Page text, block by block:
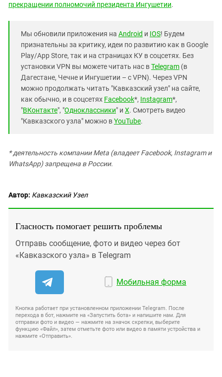
прекращении полномочий президента Ингушетии.
Мы обновили приложения на Android и IOS! Будем
признательны за критику, идеи по развитию как в Google
Play/App Store, так и на страницах КУ в соцсетях. Без
установки VPN вы можете читать нас вTelegram (в
Дагестане, Чечне и Ингушетии – с VPN). Через VPN
можно продолжать читать "Кавказский узел" на сайте,
как обычно, и в соцсетях Facebook*, Instagram*,
"ВКонтакте", "Одноклассники" и X. Смотреть видео
"Кавказского узла" можно вYouTube.
* деятельность компании Meta (владеет Facebook, Instagram и
WhatsApp) запрещена в России.
Автор: Кавказский Узел
Гласность помогает решить проблемы
Отправь сообщение, фото и видео через бот
«Кавказского узла» в Telegram
Мобильная форма
Кнопка работает при установленном приложении Telegram. После
перехода в бот, нажмите на «Запустить бота» и напишите нам. Для
отправки фото и видео — нажмите на значок скрепки, выберите
функцию «Файл», затем отметьте фото или видео в памяти устройства и
нажмите «Отправить».